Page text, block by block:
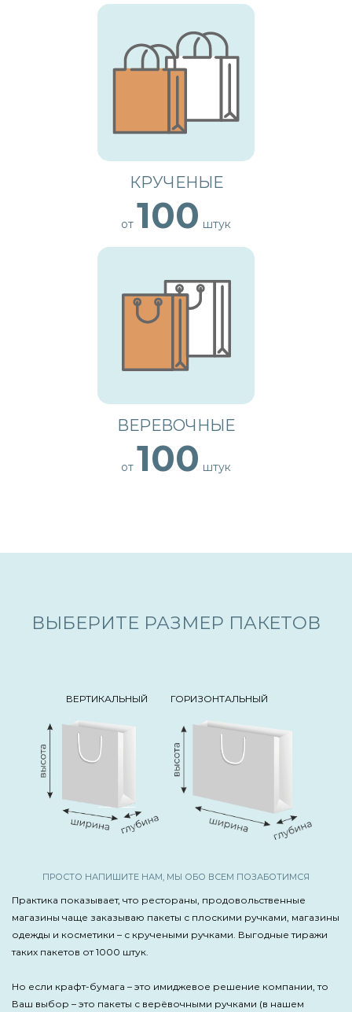
КРУЧЕНЫЕ
от 100 штук
ВЕРЕВОЧНЫЕ
от 100 штук
ВЫБЕРИТЕ РАЗМЕР ПАКЕТОВ
ВЕРТИКАЛЬНЫЙ ГОРИЗОНТАЛЬНЫЙ
ПРОСТО НАПИШИТЕ НАМ, МЫ ОБО ВСЕМ ПОЗАБОТИМСЯ
Практика показывает, что рестораны, продовольственные
магазины чаще заказываю пакеты с плоскими ручками, магазины
одежды и косметики – с кручеными ручками. Выгодные тиражи
таких пакетов от 1000 штук.
Но если крафт-бумага – это имиджевое решение компании, то
Ваш выбор – это пакеты с верёвочными ручками (в нашем